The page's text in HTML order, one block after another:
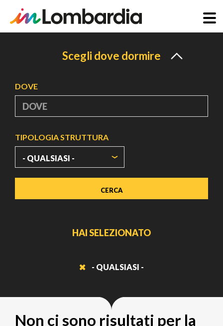
Scegli dove dormire
DOVE
TIPOLOGIA STRUTTURA
HAI SELEZIONATO
- QUALSIASI -
Non ci sono risultati per la